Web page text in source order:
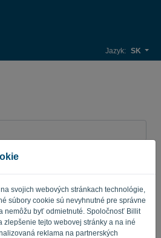
svojich webových stránkach technológie,
súbory cookie sú nevyhnutné pre správne
nemôžu byť odmietnuté. Spoločnosť Billit
zlepšenie tejto webovej stránky a na iné
reklama na partnerských
Jazyk: SK
Zabudnuté heslo?
SA